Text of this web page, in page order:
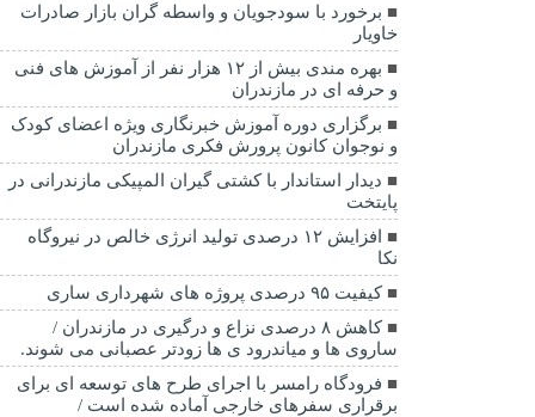
برخورد با سودجویان و واسطه گران بازار صادرات
خاویار
بهره مندی بیش از ۱۲ هزار نفر از آموزش های فنی
و حرفه ای در مازندران
برگزاری دوره آموزش خبرنگاری ویژه اعضای کودک
و نوجوان کانون پرورش فکری مازندران
دیدار استاندار با کشتی گیران المپیکی مازندرانی در
پایتخت
افزایش ۱۲ درصدی تولید انرژی خالص در نیروگاه
نکا
کیفیت ۹۵ درصدی پروژه های شهرداری ساری
کاهش ۸ درصدی نزاع و درگیری در مازندران /
ساروی ها و میاندرود ی ها زودتر عصبانی می شوند.
فرودگاه رامسر با اجرای طرح های توسعه ای برای
برقراری سفرهای خارجی آماده شده است /